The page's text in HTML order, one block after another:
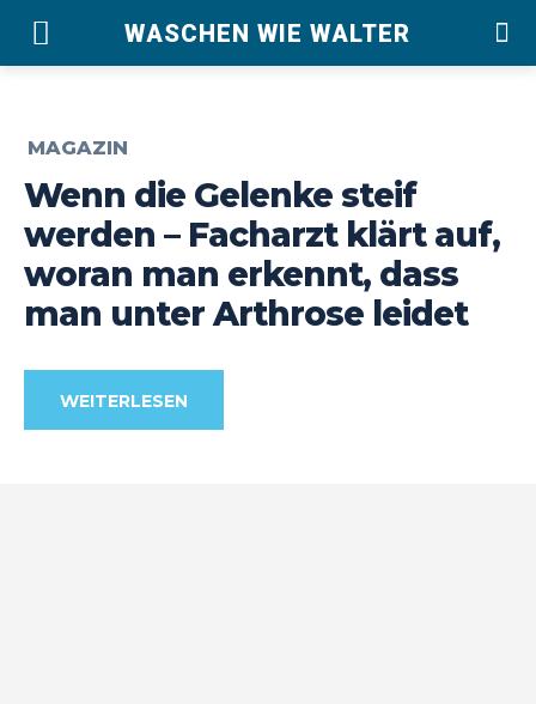
WASCHEN WIE WALTER
MAGAZIN
Wenn die Gelenke steif
werden – Facharzt klärt auf,
woran man erkennt, dass
man unter Arthrose leidet
WEITERLESEN